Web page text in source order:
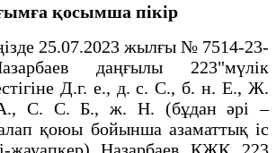
қосымша пікір
25.07.2023 жылғы № 7514-23-
даңғылы 223"мүлік
Д.г. е., д. с. С., б. н. Е., Ж.
С. С. Б., ж. Н. (бұдан әрі –
қоюы бойынша азаматтық іс